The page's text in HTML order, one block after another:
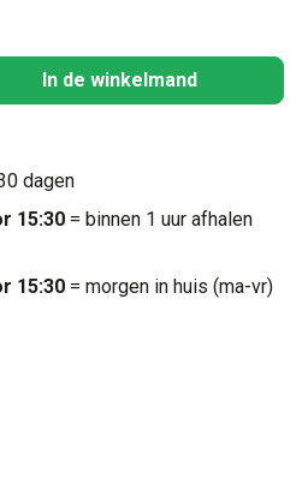
Voer de gewenste
In de winkelmand
dagen
15:30 = binnen 1 uur afhalen
15:30 = morgen in huis (ma-vr)